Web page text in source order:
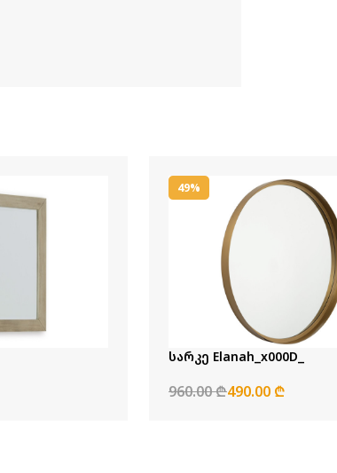
49%
სარკე Elanah_x000D_
960.00 ₾490.00 ₾